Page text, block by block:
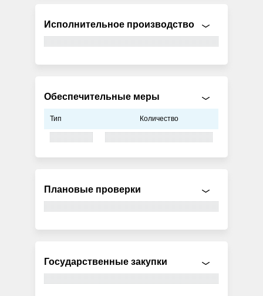
Исполнительное производство
Обеспечительные меры
Тип Количество
Плановые проверки
Государственные закупки